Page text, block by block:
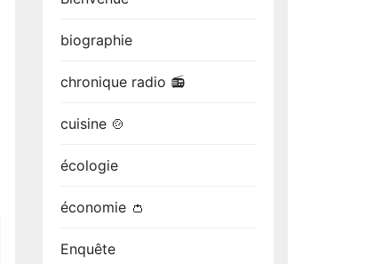
biographie
chronique radio 📻
cuisine 🍲
écologie
économie 👛
Enquête